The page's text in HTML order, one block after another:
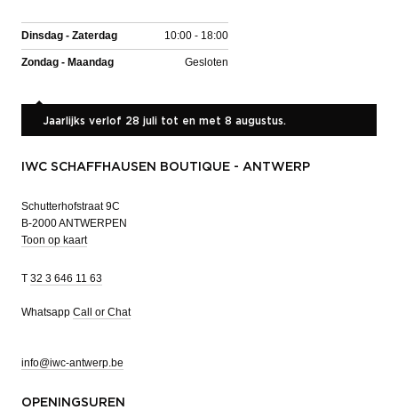
Dinsdag - Zaterdag 10:00 - 18:00
Zondag - Maandag Gesloten
Jaarlijks verlof 28 juli tot en met 8 augustus.
IWC SCHAFFHAUSEN BOUTIQUE - ANTWERP
Schutterhofstraat 9C
B-2000 ANTWERPEN
Toon op kaart
T 32 3 646 11 63
Whatsapp Call or Chat
info@iwc-antwerp.be
OPENINGSUREN